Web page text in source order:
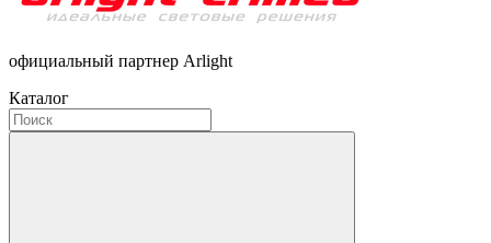
официальный партнер Arlight
Каталог